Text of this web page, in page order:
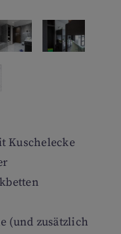
Kuschelecke
(und zusätzlich